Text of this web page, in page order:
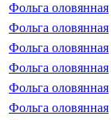
Фольга оловянная
Фольга оловянная
Фольга оловянная
Фольга оловянная
Фольга оловянная
Фольга оловянная